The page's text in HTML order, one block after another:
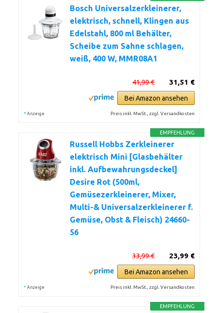
Bosch Universalzerkleinerer,
elektrisch, schnell, Klingen aus
Edelstahl, 800 ml Behälter,
Scheibe zum Sahne schlagen,
weiß, 400 W, MMR08A1
31,51 €
41,99 €
Bei Amazon ansehen
* Anzeige Preis inkl. MwSt., zzgl. Versandkosten
EMPFEHLUNG
Russell Hobbs Zerkleinerer
elektrisch Mini [Glasbehälter
inkl. Aufbewahrungsdeckel]
Desire Rot (500ml,
Gemüsezerkleinerer, Mixer,
Multi-& Universalzerkleinerer f.
Gemüse, Obst & Fleisch) 24660-
56
23,99 €
33,99 €
Bei Amazon ansehen
* Anzeige Preis inkl. MwSt., zzgl. Versandkosten
EMPFEHLUNG